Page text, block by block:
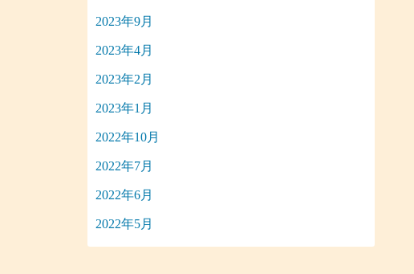
2023年9月
2023年4月
2023年2月
2023年1月
2022年10月
2022年7月
2022年6月
2022年5月